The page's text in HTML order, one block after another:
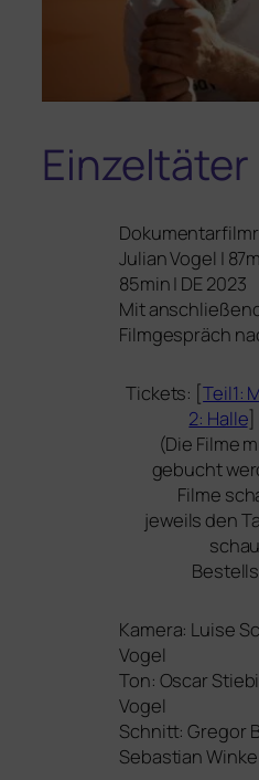
Einzeltäter
Julian Vogel |
85min | DE2023
Mit
Filmgespräch
Tickets: [Teil1:
2: Halle]
(Die Filme
gebucht
Filme
jeweils den
Kamera: Luise
Vogel
Ton: Oscar
Vogel
Schnitt: Gregor
Sebastian